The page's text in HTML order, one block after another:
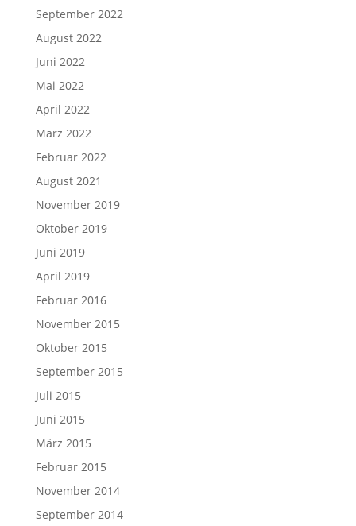
September 2022
August 2022
Juni 2022
Mai 2022
April 2022
März 2022
Februar 2022
August 2021
November 2019
Oktober 2019
Juni 2019
April 2019
Februar 2016
November 2015
Oktober 2015
September 2015
Juli 2015
Juni 2015
März 2015
Februar 2015
November 2014
September 2014